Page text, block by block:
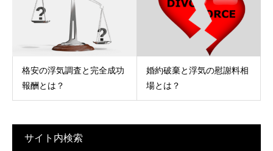
格安の浮気調査と完全成功
報酬とは？
婚約破棄と浮気の慰謝料相
場とは？
サイト内検索